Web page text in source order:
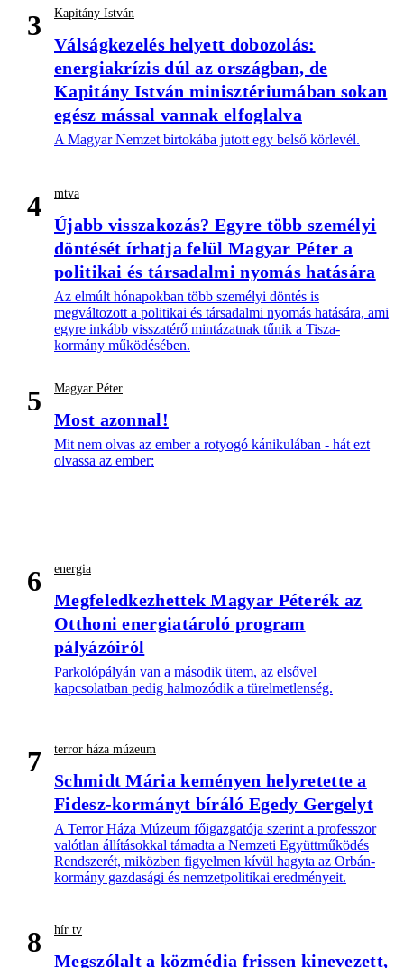
3 Kapitány István
Válságkezelés helyett dobozolás:
energiakrízis dúl az országban, de
Kapitány István minisztériumában sokan
egész mással vannak elfoglalva
A Magyar Nemzet birtokába jutott egy belső körlevél.
4 mtva
Újabb visszakozás? Egyre több személyi
döntését írhatja felül Magyar Péter a
politikai és társadalmi nyomás hatására
Az elmúlt hónapokban több személyi döntés is
megváltozott a politikai és társadalmi nyomás hatására, ami
egyre inkább visszatérő mintázatnak tűnik a Tisza-
kormány működésében.
5 Magyar Péter
Most azonnal!
Mit nem olvas az ember a rotyogó kánikulában - hát ezt
olvassa az ember:
6 energia
Megfeledkezhettek Magyar Péterék az
Otthoni energiatároló program
pályázóiról
Parkolópályán van a második ütem, az elsővel
kapcsolatban pedig halmozódik a türelmetlenség.
7 terror háza múzeum
Schmidt Mária keményen helyretette a
Fidesz-kormányt bíráló Egedy Gergelyt
A Terror Háza Múzeum főigazgatója szerint a professzor
valótlan állításokkal támadta a Nemzeti Együttműködés
Rendszerét, miközben figyelmen kívül hagyta az Orbán-
kormány gazdasági és nemzetpolitikai eredményeit.
8 hír tv
Megszólalt a közmédia frissen kinevezett,